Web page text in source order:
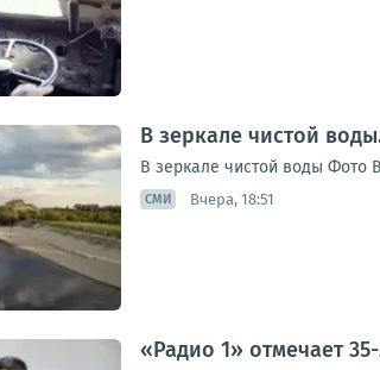
В зеркале чистой
В зеркале чистой воды Фото
СМИ Вчера, 18:51
«Радио 1» отмечает